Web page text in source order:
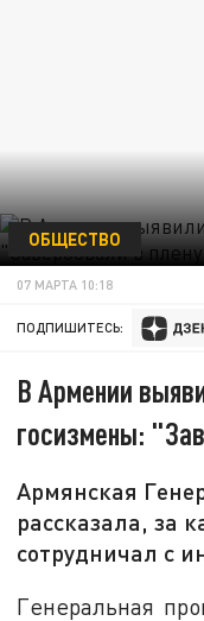
ОБЩЕСТВО
07 МАРТА 10:18
ПОДПИШИТЕСЬ:
В Армении
госизмены:
Армянская
рассказала, за
сотрудничал с
Генеральная